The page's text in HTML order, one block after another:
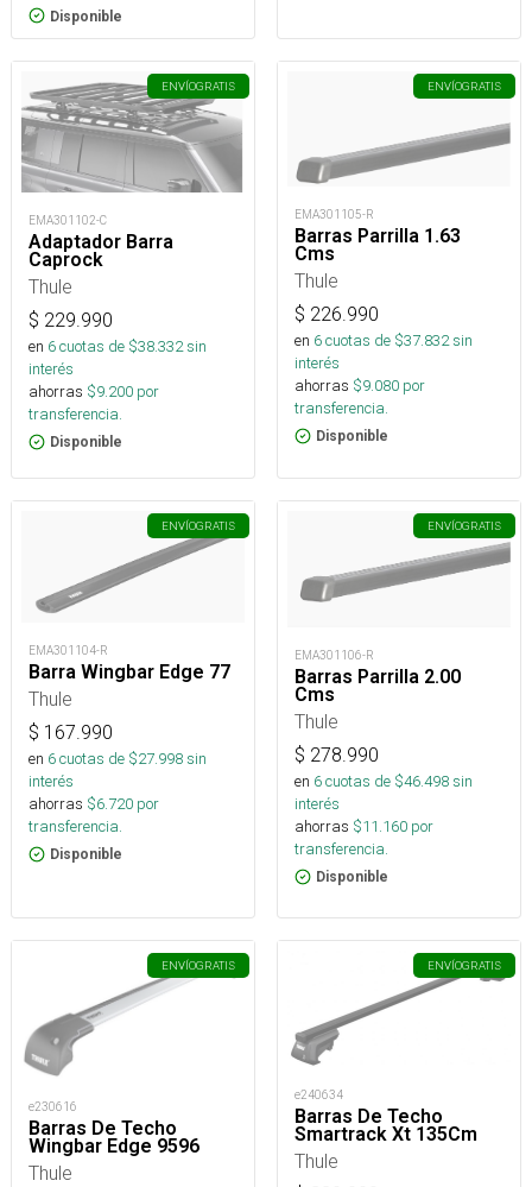
Disponible
ENVÍOGRATIS
EMA301102-C
Adaptador Barra
Caprock
Thule
$ 229.990
en 6cuotas de $38.332sin
interés
ahorras $9.200 por
transferencia.
Disponible
ENVÍOGRATIS
EMA301105-R
Barras Parrilla 1.63
Cms
Thule
$ 226.990
en 6cuotas de $37.832sin
interés
ahorras $9.080 por
transferencia.
Disponible
ENVÍOGRATIS
EMA301104-R
Barra Wingbar Edge 77
Thule
$ 167.990
en 6cuotas de $27.998sin
interés
ahorras $6.720 por
transferencia.
Disponible
ENVÍOGRATIS
EMA301106-R
Barras Parrilla 2.00
Cms
Thule
$ 278.990
en 6cuotas de $46.498sin
interés
ahorras $11.160 por
transferencia.
Disponible
ENVÍOGRATIS
e230616
Barras De Techo
Wingbar Edge 9596
Thule
ENVÍOGRATIS
e240634
Barras De Techo
Smartrack Xt 135Cm
Thule